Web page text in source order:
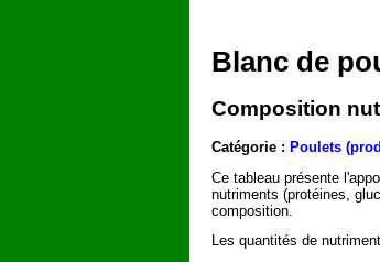
Blanc de
Composition
Catégorie : Poulets
Ce tableau présente
nutriments (protéines,
composition.
Les quantités de